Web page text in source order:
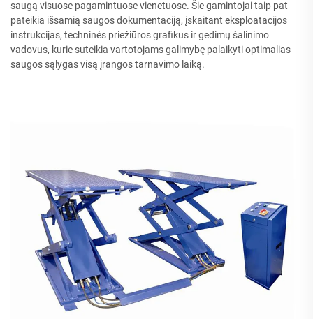
saugą visuose pagamintuose vienetuose. Šie gamintojai taip pat
pateikia išsamią saugos dokumentaciją, įskaitant eksploatacijos
instrukcijas, techninės priežiūros grafikus ir gedimų šalinimo
vadovus, kurie suteikia vartotojams galimybę palaikyti optimalias
saugos sąlygas visą įrangos tarnavimo laiką.